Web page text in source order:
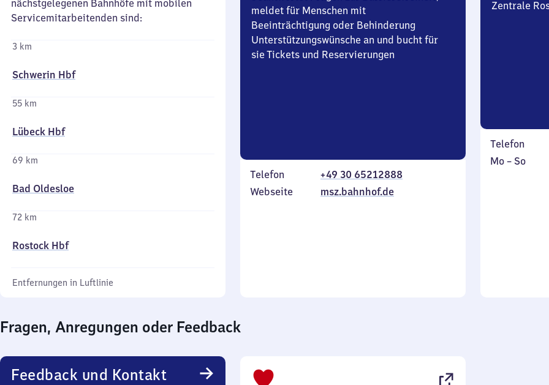
nächstgelegenen Bahnhöfe mit mobilen
Servicemitarbeitenden sind:
3 km
Schwerin Hbf
55 km
Lübeck Hbf
69 km
Bad Oldesloe
72 km
Rostock Hbf
Entfernungen in Luftlinie
meldet für Menschen mit
Beeinträchtigung oder Behinderung
Unterstützungswünsche an und bucht für
sie Tickets und Reservierungen
Telefon
+49 30 65212888
Webseite
msz.bahnhof.de
Zentrale
Telefon
Montag
Mo – So,
Fragen, Anregungen oder Feedback
Feedback und Kontakt